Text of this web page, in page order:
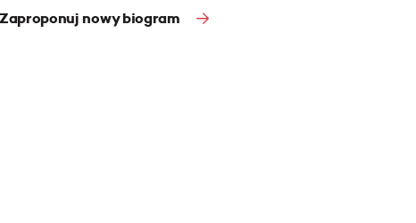
Zaproponuj nowy biogram